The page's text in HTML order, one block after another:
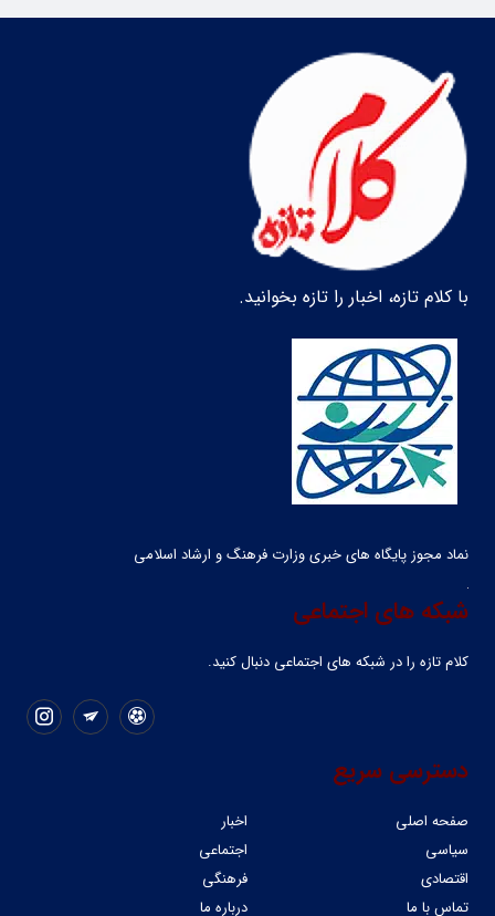
با کلام تازه، اخبار را تازه بخوانید.
نماد مجوز پایگاه های خبری وزارت فرهنگ و ارشاد اسلامی
شبکه های اجتماعی
کلام تازه را در شبکه ‌های اجتماعی دنبال کنید.
دسترسی سریع
صفحه اصلی
اخبار
سیاسی
اجتماعی
اقتصادی
فرهنگی
تماس با ما
درباره ما